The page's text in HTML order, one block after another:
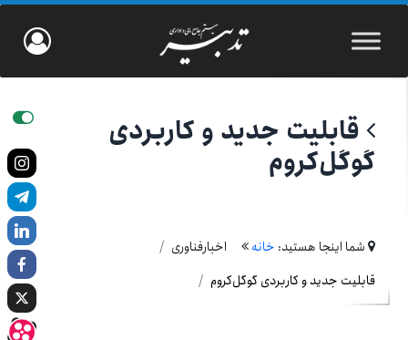
قابلیت جدید و کاربردی
گوگل‌کروم
شما اینجا هستید: خانه
اخبارفناوری
قابلیت جدید و کاربردی گوگل‌کروم